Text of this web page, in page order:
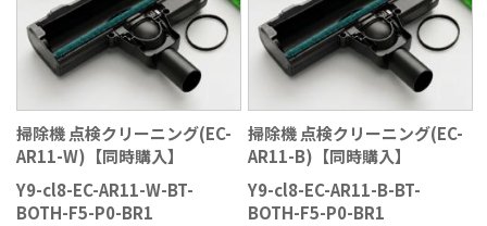
掃除機 点検クリーニング(EC-
AR11-W)【同時購入】
Y9-cl8-EC-AR11-W-BT-
BOTH-F5-P0-BR1
掃除機 点検クリーニング(EC-
AR11-B)【同時購入】
Y9-cl8-EC-AR11-B-BT-
BOTH-F5-P0-BR1